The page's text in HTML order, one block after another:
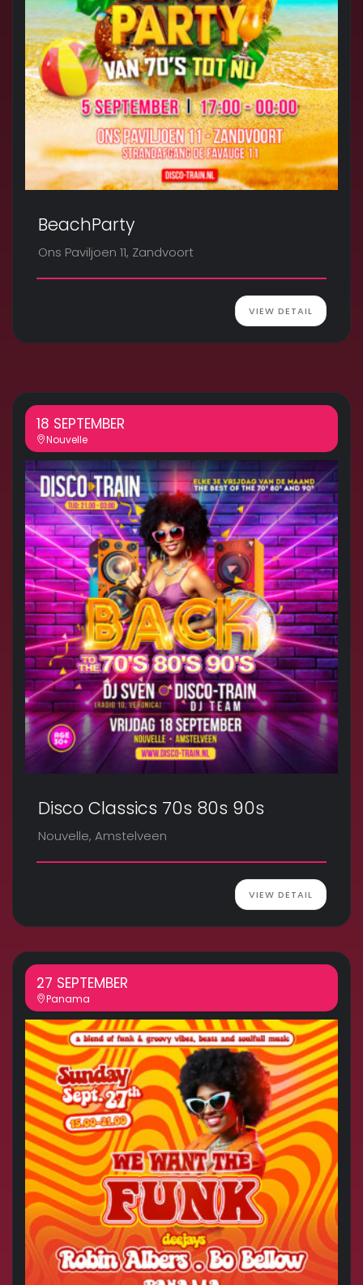
BeachParty
Ons Paviljoen 11, Zandvoort
VIEW DETAIL
18 SEPTEMBER
Nouvelle
Disco Classics 70s 80s 90s
Nouvelle, Amstelveen
VIEW DETAIL
27 SEPTEMBER
Panama